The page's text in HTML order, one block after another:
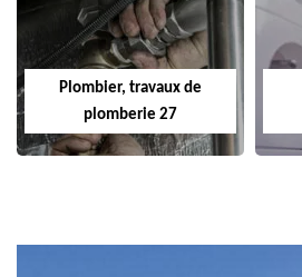
Plombier, travaux de
plomberie 27